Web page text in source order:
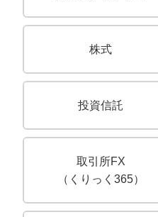
株式
投資信託
取引所FX
（くりっく365）